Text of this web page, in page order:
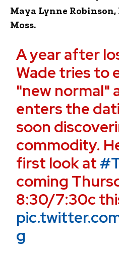
Maya Lynne Robinson,
Moss.
A year after
Wade tries to
"new normal"
enters the
soon
commodity.
first look at
coming
8:30/7:30c
g